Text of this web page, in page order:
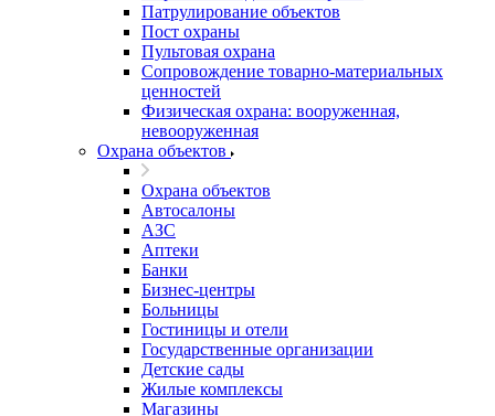
Патрулирование объектов
Пост охраны
Пультовая охрана
Сопровождение товарно-материальных
ценностей
Физическая охрана: вооруженная,
невооруженная
Охрана объектов
Охрана объектов
Автосалоны
АЗС
Аптеки
Банки
Бизнес-центры
Больницы
Гостиницы и отели
Государственные организации
Детские сады
Жилые комплексы
Магазины